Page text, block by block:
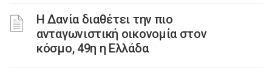
Η Δανία διαθέτει την πιο
ανταγωνιστική οικονομία στον
κόσμο, 49η η Ελλάδα